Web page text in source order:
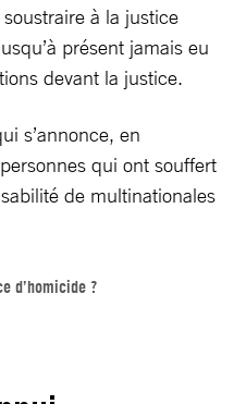
à la justice
présent jamais eu
devant la justice.
s’annonce, en
qui ont souffert
de multinationales
d’homicide ?